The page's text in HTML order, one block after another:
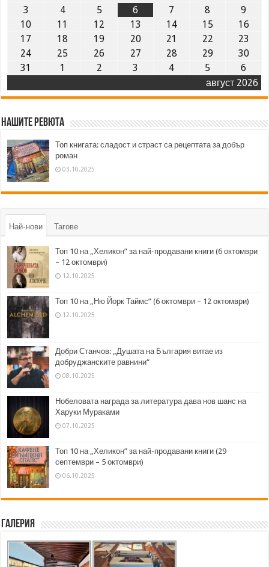
август 2026
3
4 5 6 7 8
9
10
11 12 13 14 15
16
17
18 19 20 21 22
23
24
25 26 27 28 29
30
31
1 2 3 4 5 6
Нашите ревюта
Топ книгата: сладост и страст са рецептата за добър
роман
03.10.2025
Най-нови Тагове
Топ 10 на „Хеликон” за най-продавани книги (6 октомври
– 12 октомври)
12.10.2025
Топ 10 на „Ню Йорк Таймс” (6 октомври – 12 октомври)
12.10.2025
Добри Станчов: „Душата на България витае из
добруджанските равнини“
08.10.2025
Нобеловата награда за литература дава нов шанс на
Харуки Мураками
07.10.2025
Топ 10 на „Хеликон” за най-продавани книги (29
септември – 5 октомври)
06.10.2025
Галерия